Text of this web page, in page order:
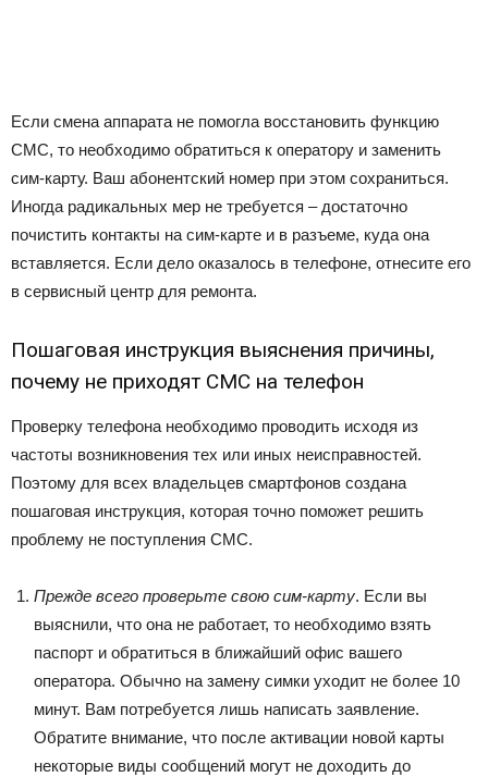
Если смена аппарата не помогла восстановить функцию
СМС, то необходимо обратиться к оператору и заменить
сим-карту. Ваш абонентский номер при этом сохраниться.
Иногда радикальных мер не требуется – достаточно
почистить контакты на сим-карте и в разъеме, куда она
вставляется. Если дело оказалось в телефоне, отнесите его
в сервисный центр для ремонта.
Пошаговая инструкция выяснения причины,
почему не приходят СМС на телефон
Проверку телефона необходимо проводить исходя из
частоты возникновения тех или иных неисправностей.
Поэтому для всех владельцев смартфонов создана
пошаговая инструкция, которая точно поможет решить
проблему не поступления СМС.
Прежде всего проверьте свою сим-карту. Если вы
выяснили, что она не работает, то необходимо взять
паспорт и обратиться в ближайший офис вашего
оператора. Обычно на замену симки уходит не более 10
минут. Вам потребуется лишь написать заявление.
Обратите внимание, что после активации новой карты
некоторые виды сообщений могут не доходить до